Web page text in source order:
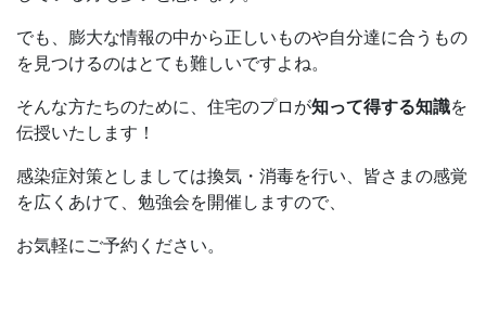
でも、膨大な情報の中から正しいものや自分達に合うもの
を見つけるのはとても難しいですよね。
そんな方たちのために、住宅のプロが知って得する知識を
伝授いたします！
感染症対策としましては換気・消毒を行い、皆さまの感覚
を広くあけて、勉強会を開催しますので、
お気軽にご予約ください。